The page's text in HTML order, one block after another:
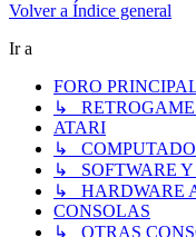
Volver a Índice general
Ir a
FORO
↳
ATARI
↳
↳ SOFTWARE Y
↳ HARDWARE
CONSOLAS
↳ OTRAS